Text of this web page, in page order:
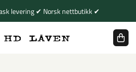
levering ✔ Norsk nettbutikk ✔